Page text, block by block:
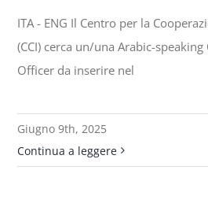
ITA - ENG Il Centro per la
(CCI) cerca un/una Arabic-
Officer da inserire nel
Giugno 9th, 2025
Continua a leggere